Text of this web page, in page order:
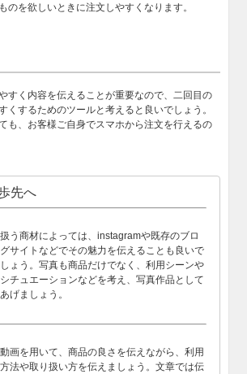
のを欲しいときに注文しやすくなります。
すく内容を伝えることが重要なので、二回目の
くするためのツールと考えると良いでしょう。
も、お客様ご自身でスマホから注文を行えるの
先へ
扱う商材によっては、instagramや既存のブロ
グサイトなどでその魅力を伝えることも良いで
しょう。写真も商品だけでなく、利用シーンや
シチュエーションなどを考え、写真作品として
あげましょう。
動画を用いて、商品の良さを伝えながら、利用
方法や取り扱い方を伝えましょう。文章では伝